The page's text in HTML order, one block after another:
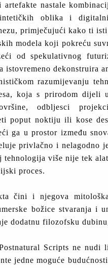
nastale
oblika i
primječujući kako ti
modela koji pokreću
od spekulativnog
istovremeno dekonstruira
razumijevanju
koja s prirodom dijeli
odbljesci
poput noktiju ili kose
ga u prostor između
privlačno i nelagodno
tehnologija više nije tek
proces.
čini i njegova
božice stvaranja i
dodatnu filozofsku
Scripts ne
jedne moguće